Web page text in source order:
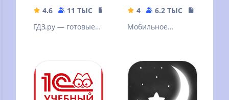
4.6 11 ТЫС
15.56 MB
ГДЗ.ру — готовые
4 6.2 ТЫС
Мобильное